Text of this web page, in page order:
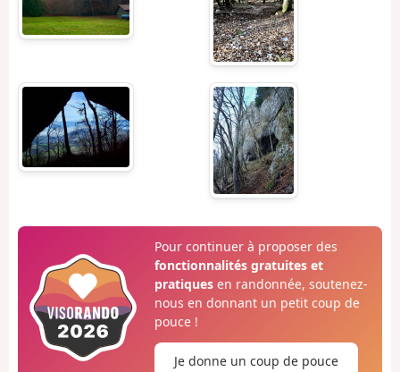
Pour continuer à proposer des
fonctionnalités gratuites et
pratiquesen randonnée, soutenez-
nous en donnant un petit coup de
pouce !
Je donne un coup de pouce